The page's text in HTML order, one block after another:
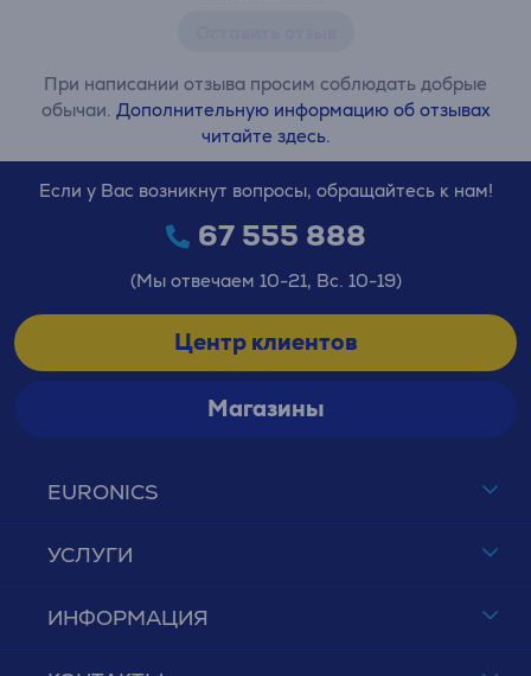
При написании отзыва просим соблюдать добрые
обычаи. Дополнительную информацию об отзывах
читайте здесь.
EURONICS
УСЛУГИ
ИНФОРМАЦИЯ
Если у Вас возникнут вопросы, обращайтесь к нам!
67 555 888
(Мы отвечаем 10-21, Вс. 10-19)
Центр клиентов
Магазины